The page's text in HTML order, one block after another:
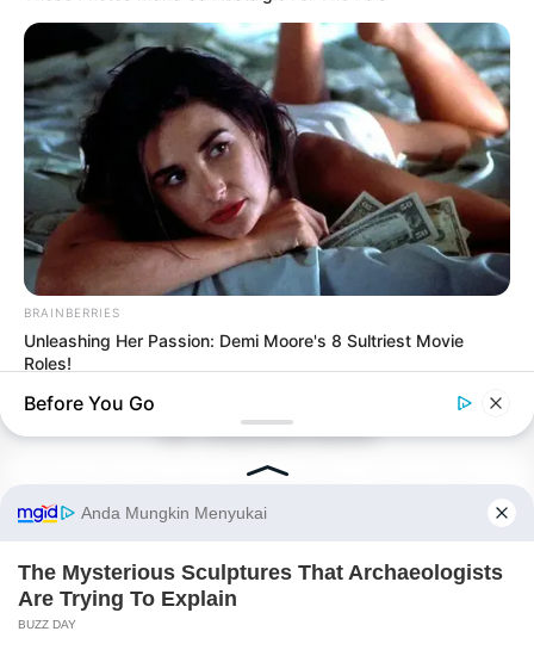
(foto: instagram/jeromepolin)
BRAINBERRIES
Unleashing Her Passion: Demi Moore's 8 Sultriest Movie
Roles!
Before You Go